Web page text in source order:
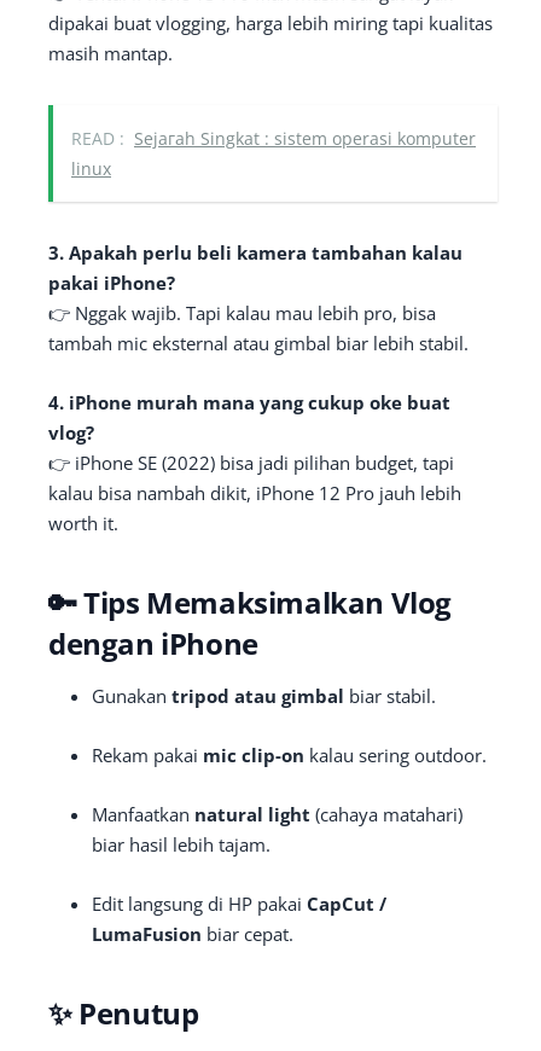
dipakai buat vlogging, harga lebih miring tapi kualitas
masih mantap.
READ : Sејагаһ Singkat : sistem operasi komputer
linux
3. Apakah perlu beli kamera tambahan kalau
pakai iPhone?
👉 Nggak wajib. Tapi kalau mau lebih pro, bisa
tambah mic eksternal atau gimbal biar lebih stabil.
4. iPhone murah mana yang cukup oke buat
vlog?
👉 iPhone SE (2022) bisa jadi pilihan budget, tapi
kalau bisa nambah dikit, iPhone 12 Pro jauh lebih
worth it.
🔑 Tips Memaksimalkan Vlog
dengan iPhone
Gunakan tripod atau gimbal biar stabil.
Rekam pakai mic clip-on kalau sering outdoor.
Manfaatkan natural light (cahaya matahari)
biar hasil lebih tajam.
Edit langsung di HP pakai CapCut /
LumaFusion biar cepat.
✨ Penutup